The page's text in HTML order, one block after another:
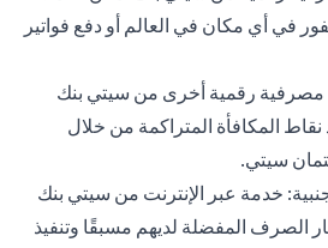
في أي مكان في العالم أو دفع فواتير
مصرفية رقمية أخرى من سيتي بنك
المكافأة المتراكمة من خلال
سيتي.
خدمة عبر الإنترنت من سيتي بنك
الصرف المفضلة لديهم مسبقًا وتنفيذ